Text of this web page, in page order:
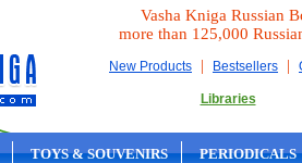
Vasha Kniga Russian
more than 125,000
New Products | Bestsellers |
Libraries
TOYS & SOUVENIRS PERIODICALS